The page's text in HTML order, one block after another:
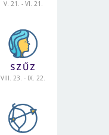
V. 21. - VI. 21.
SZŰZ
VIII. 23. - IX. 22.